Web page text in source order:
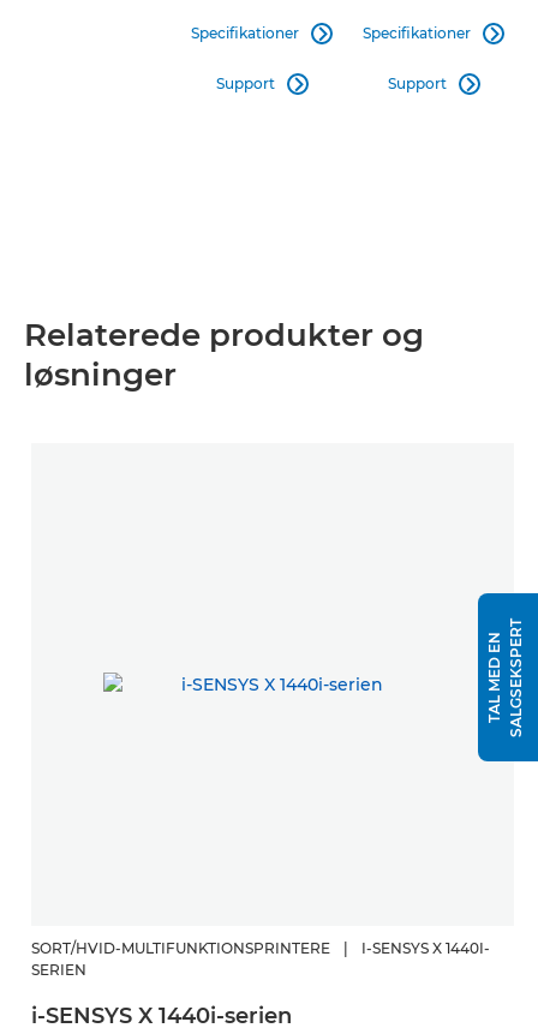
Specifikationer 
Support 
Specifikationer 
Support 
Relaterede produkter og
løsninger
SORT/HVID-MULTIFUNKTIONSPRINTERE
I-SENSYS X 1440I-
SERIEN
i-SENSYS X 1440i-serien
T
A
L
M
E
D
E
N
S
A
L
G
S
E
K
S
P
E
RT